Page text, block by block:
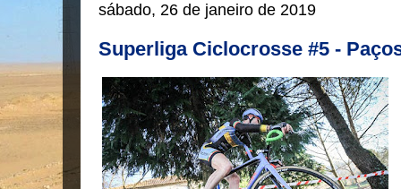
sábado, 26 de janeiro de 2019
Superliga Ciclocrosse #5 -